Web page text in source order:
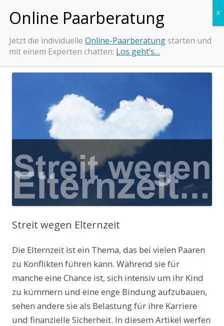
Beziehungs-Retter.de
Inhalt
springen
Streit wegen Elternzeit
Die Elternzeit ist ein Thema, das bei vielen Paaren
zu Konflikten führen kann. Während sie für
manche eine Chance ist, sich intensiv um ihr Kind
zu kümmern und eine enge Bindung aufzubauen,
sehen andere sie als Belastung für ihre Karriere
und finanzielle Sicherheit. In diesem Artikel werfen
Jetzt die individuelle Online-Paarberatungstarten und
mit einem Experten chatten: Los geht’s…